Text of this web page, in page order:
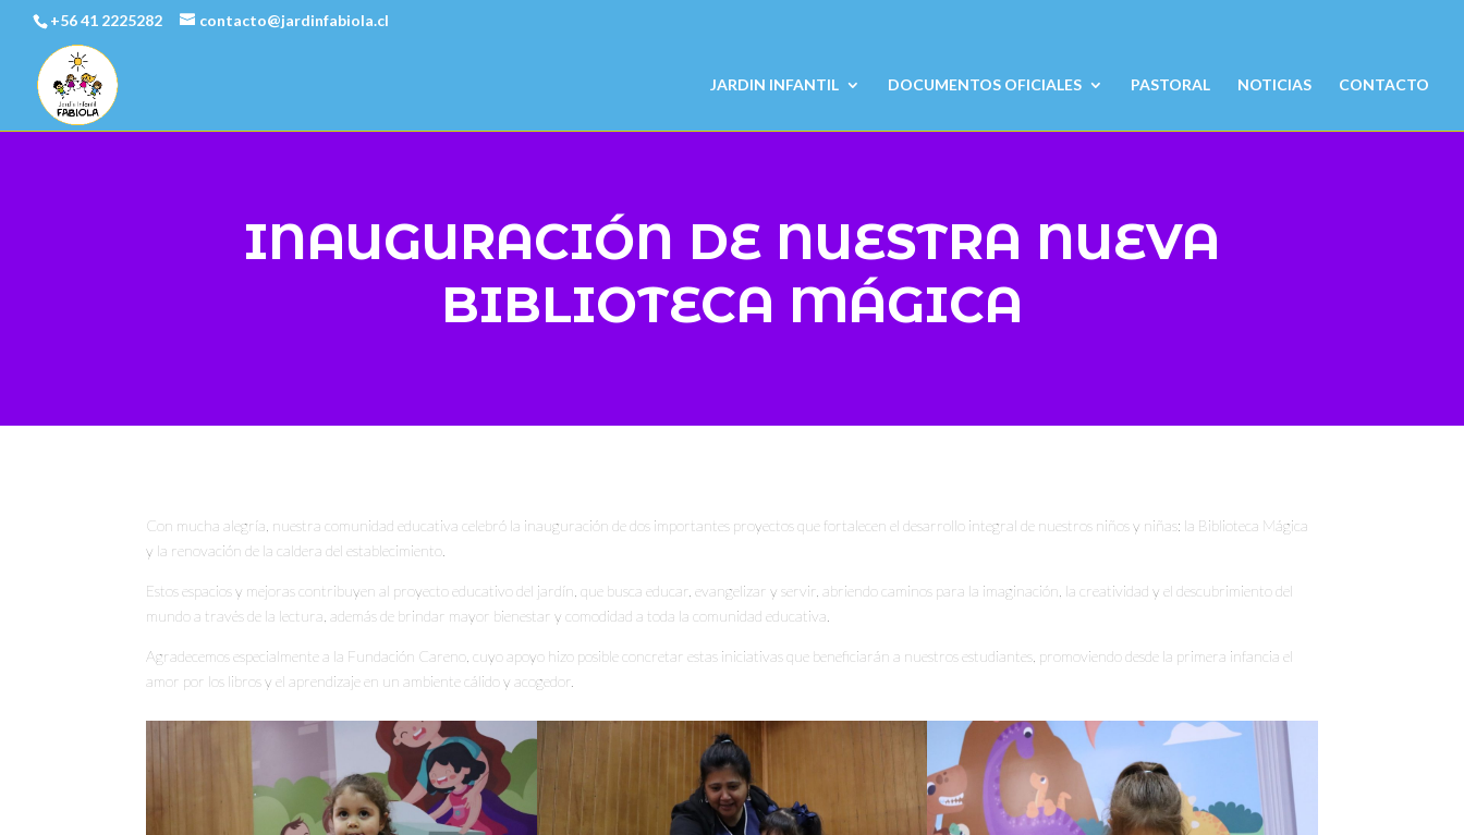
+56 41 2225282 contacto@jardinfabiola.cl
JARDIN INFANTIL DOCUMENTOS OFICIALES PASTORAL NOTICIAS CONTACTO
INAUGURACIÓN DE NUESTRA NUEVA
BIBLIOTECA MÁGICA
Con mucha alegría, nuestra comunidad educativa celebró la inauguración de dos importantes proyectos que fortalecen el desarrollo integral de nuestros niños y niñas: la Biblioteca Mágica
y la renovación de la caldera del establecimiento.
Estos espacios y mejoras contribuyen al proyecto educativo del jardín, que busca educar, evangelizar y servir, abriendo caminos para la imaginación, la creatividad y el descubrimiento del
mundo a través de la lectura, además de brindar mayor bienestar y comodidad a toda la comunidad educativa.
Agradecemos especialmente a la Fundación Careno, cuyo apoyo hizo posible concretar estas iniciativas que beneficiarán a nuestros estudiantes, promoviendo desde la primera infancia el
amor por los libros y el aprendizaje en un ambiente cálido y acogedor.